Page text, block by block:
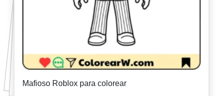
Mafioso Roblox para colorear